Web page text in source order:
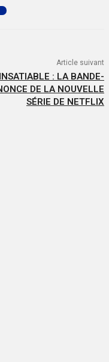
Article suivant
INSATIABLE : LA BANDE-
DE LA NOUVELLE
SÉRIE DE NETFLIX